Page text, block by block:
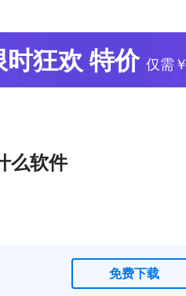
时狂欢 特价 仅需￥
么软件
免费下载